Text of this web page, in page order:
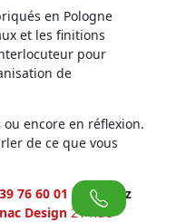
en Pologne
et les finitions
pour
de
encore en réflexion.
de ce que vous
76 60 01 ou venez
Design 21 Rue